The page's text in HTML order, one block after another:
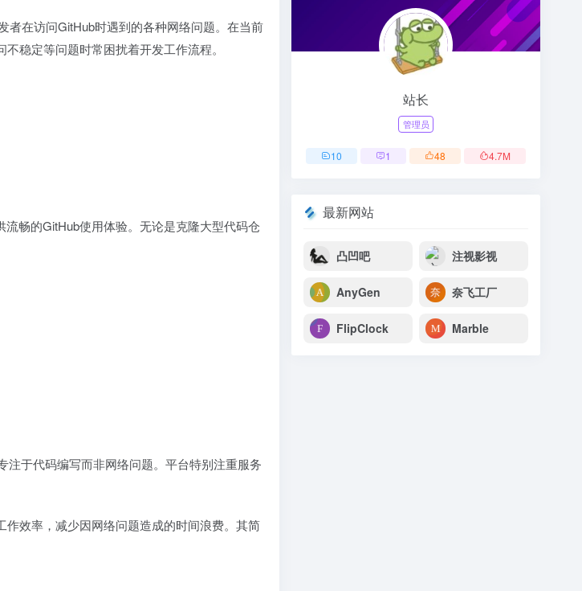
者在访问GitHub时遇到的各种网络问题。在当前
稳定等问题时常困扰着开发工作流程。
畅的GitHub使用体验。无论是克隆大型代码仓
于代码编写而非网络问题。平台特别注重服务
效率，减少因网络问题造成的时间浪费。其简
站长
管理员
10 1 48 4.7M
最新网站
凸凹吧 注视影视
AnyGen 奈飞工厂
FlipClock Marble